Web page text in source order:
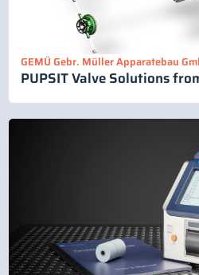
GEMÜ Gebr. Müller Apparatebau
PUPSIT Valve Solutions